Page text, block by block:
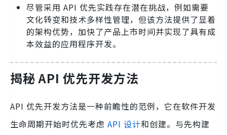
尽管采用 API 优先实践存在潜在挑战，例如需要
文化转变和技术多样性管理，但该方法提供了显着
的架构优势，加快了产品上市时间并实现了具有成
本效益的应用程序开发。
揭秘 API 优先开发方法
API 优先开发方法是一种前瞻性的范例，它在软件开发
生命周期开始时优先考虑 API 设计和创建。与先构建